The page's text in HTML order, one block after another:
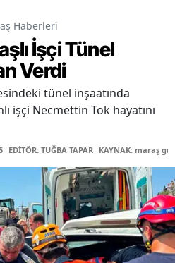
Haberleri
İşçi Tünel
Verdi
tünel inşaatında
işçi Necmettin Tok hayatını
EDİTÖR: TUĞBA TAPAR KAYNAK: maraş